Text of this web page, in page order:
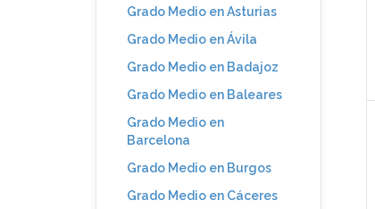
Grado Medio en Asturias
Grado Medio en Ávila
Grado Medio en Badajoz
Grado Medio en Baleares
Grado Medio en
Barcelona
Grado Medio en Burgos
Grado Medio en Cáceres